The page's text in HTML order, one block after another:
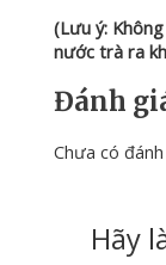
(Lưu ý:
nước trà ra
Đánh
Chưa có
Hãy